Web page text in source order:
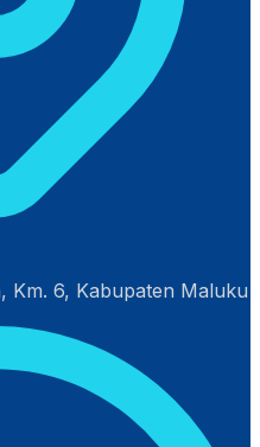
Km. 6, Kabupaten Maluku